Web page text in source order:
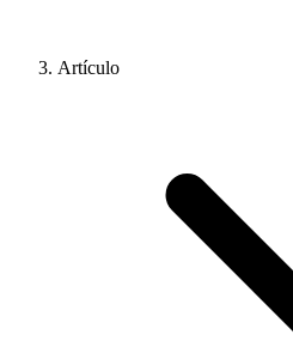
Artículo